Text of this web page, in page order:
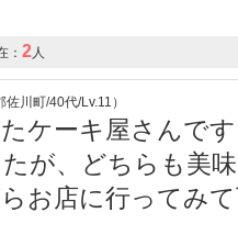
： 2 人
川町/40代/Lv.11）
ケーキ屋さんで
が、どちらも美
お店に行ってみ